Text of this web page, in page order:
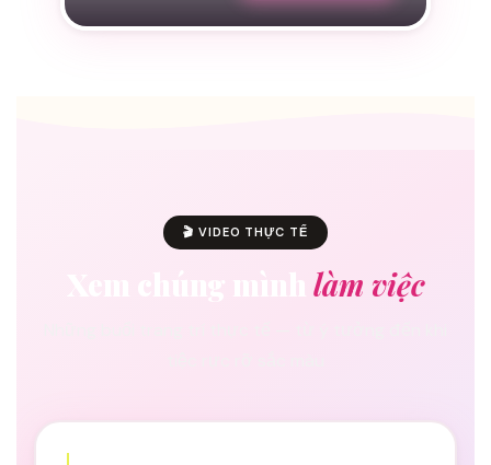
🎬 VIDEO THỰC TẾ
Xem chúng mình làm việc